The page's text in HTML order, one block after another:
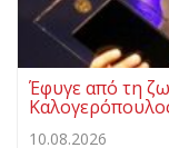
Έφυγε από τη
10.08.2026